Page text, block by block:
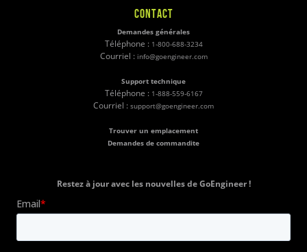
CONTACT
Demandes générales
Téléphone : 1-800-688-3234
Courriel : info@goengineer.com
Support technique
Téléphone : 1-888-559-6167
Courriel : support@goengineer.com
Trouver un emplacement
Demandes de commandite
Restez à jour avec les nouvelles de GoEngineer !